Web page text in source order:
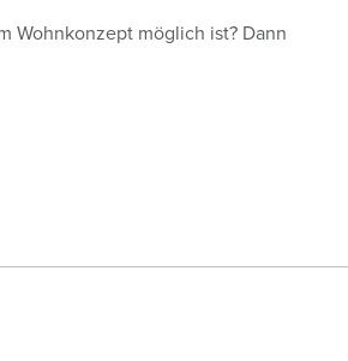
Wohnkonzept möglich ist? Dann